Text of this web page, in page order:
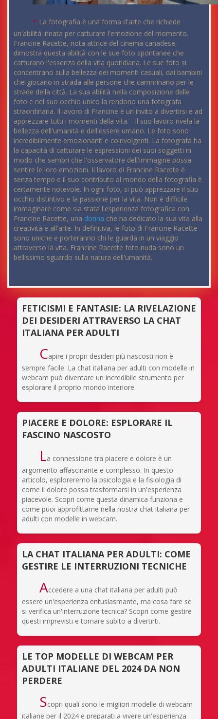
- La fotografia è una forma d'arte che richiede
un'abilità innata per catturare l'emozione del momento.
Francine Racette, nota attrice del cinema canadese,
dimostra questa abilità con le sue foto spontanee che
catturano l'essenza della vita quotidiana. Le sue foto si
concentrano sulla bellezza dei momenti casuali, dai bambini
che giocano in strada alle persone che camminano per le
strade della città. La sua abilità nella composizione delle
foto e nel suo occhio unico la rendono una fotografa
straordinaria. Il lavoro di Francine è un invito a divertirsi e ad
apprezzare tutti i momenti della vita. - Il suo lavoro rivela la
bellezza dell'umanità e dell'essere umano. Le foto sono
incredibilmente emozionanti e coinvolgenti. La fotografa ha
la capacità di catturare le espressioni dei suoi soggetti in
modo che sembri che l'osservatore dell'immagine possa
sentire le loro emozioni. Il lavoro di Francine Racette è
senza tempo e il suo contributo al mondo della fotografia è
certamente notevole. In ogni foto, si può apprezzare il suo
occhio distintivo e la passione per la vita. Non è difficile
immaginare come sia stata l'esperienza fotografica con
Francine Racette, una donna che ha dedicato la sua vita alla
creatività e all'arte. In definitiva, le foto di Francine Racette
sono uniche e porteranno chi le guarda in un viaggio
attraverso la vita. Francine Racette foto nuda sono un
bellissimo sguardo sulla natura dell'umanità.
FETICISMI E FANTASIE: LA RIVELAZIONE
DEI DESIDERI ATTRAVERSO LA CHAT
ITALIANA PER ADULTI
Capire i propri desideri più nascosti non è
sempre facile. La chat italiana per adulti con modelle in
webcam può diventare un incredibile strumento per
esplorare il proprio mondo interiore.
PIACERE E DOLORE: ESPLORARE IL
FASCINO NASCOSTO
La connessione tra piacere e dolore è un
argomento affascinante e complesso. In questo
articolo, esploreremo la psicologia e la fisiologia di
come il dolore possa trasformarsi in un'esperienza
piacevole. Scopri come questa dinamica funziona e
come puoi approfittarne nella nostra chat italiana per
adulti con modelle in webcam.
LA CHAT ITALIANA PER ADULTI: COME
GESTIRE LE INTERRUZIONI TECNICHE
Accedere a una chat italiana per adulti può
essere un'esperienza entusiasmante, ma cosa fare se
si verifica un'interruzione tecnica? Scopri come gestire
questi imprevisti e tornare subito a divertirti.
LE TOP MODELLE DI WEBCAM PER
ADULTI ITALIANE DEL 2024 DA NON
PERDERE
Scopri quali sono le migliori modelle di webcam
italiane per il 2024 e preparati a vivere un'esperienza